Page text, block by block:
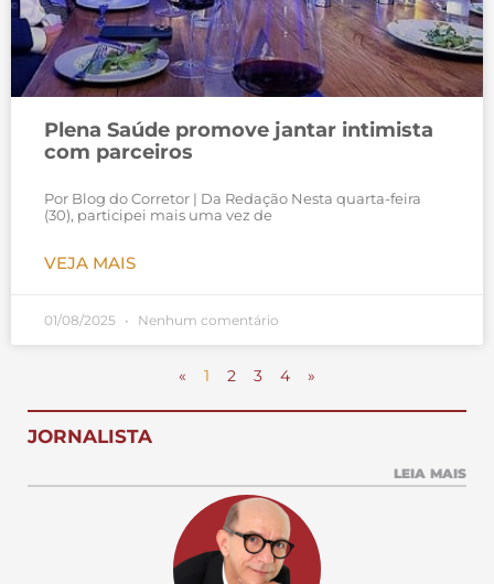
Plena Saúde promove jantar intimista
com parceiros
Por Blog do Corretor | Da Redação Nesta quarta-feira
(30), participei mais uma vez de
VEJA MAIS
01/08/2025 Nenhum comentário
« 1 2 3 4 »
JORNALISTA
LEIA MAIS